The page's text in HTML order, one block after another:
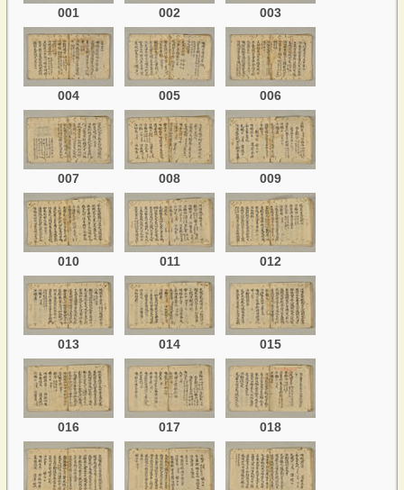
001 002 003
004 005 006
007 008 009
010 011 012
013 014 015
016 017 018